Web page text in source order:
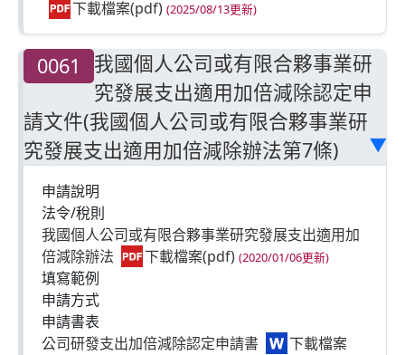
(2025/08/13更新)
0061
我國個人公司或有限合夥事業研
究發展支出適用加倍減除認定申
請文件(我國個人公司或有限合夥事業研
究發展支出適用加倍減除辦法第7條)
▶
申請說明
法令/稅則
我國個人公司或有限合夥事業研究發展支出適用加
倍減除辦法
(2020/01/06更新)
填寫範例
申請方式
申請書表
公司研發支出加倍減除認定申請書